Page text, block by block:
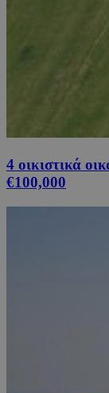
4 οικιστικά
€100,000